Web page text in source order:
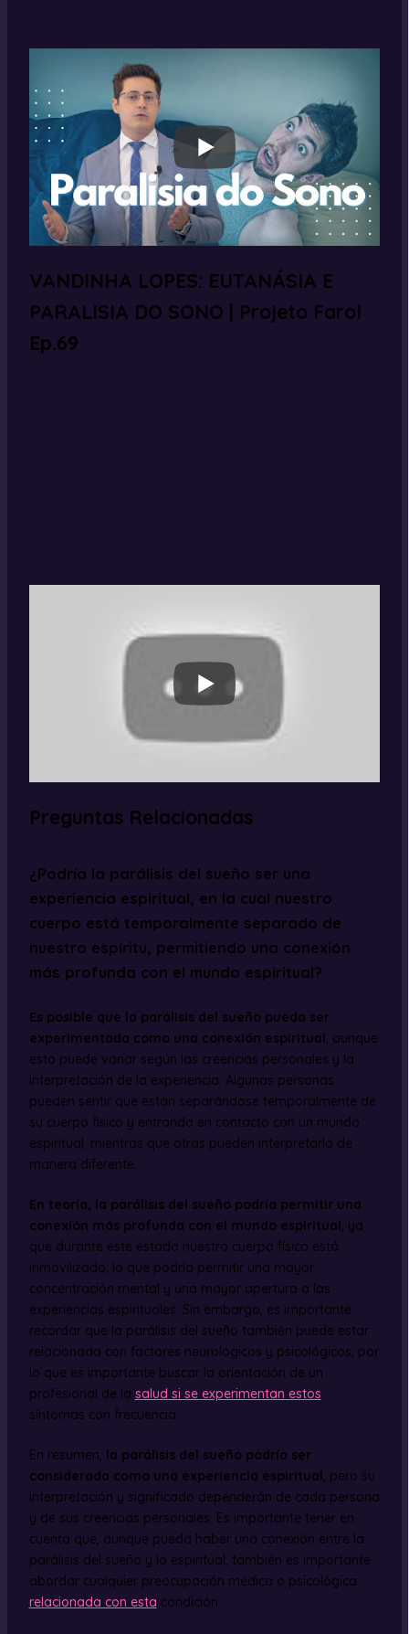
VANDINHA LOPES: EUTANÁSIA E
PARALISIA DO SONO | Projeto Farol
Ep.69
Preguntas Relacionadas
¿Podría la parálisis del sueño ser una
experiencia espiritual, en la cual nuestro
cuerpo está temporalmente separado de
nuestro espíritu, permitiendo una conexión
más profunda con el mundo espiritual?
Es posible que la parálisis del sueño pueda ser
experimentada como una conexión espiritual , aunque
esto puede variar según las creencias personales y la
interpretación de la experiencia. Algunas personas
pueden sentir que están separándose temporalmente de
su cuerpo físico y entrando en contacto con un mundo
espiritual, mientras que otras pueden interpretarlo de
manera diferente.
En teoría, la parálisis del sueño podría permitir una
conexión más profunda con el mundo espiritual , ya
que durante este estado nuestro cuerpo físico está
inmovilizado, lo que podría permitir una mayor
concentración mental y una mayor apertura a las
experiencias espirituales. Sin embargo, es importante
recordar que la parálisis del sueño también puede estar
relacionada con factores neurológicos y psicológicos, por
lo que es importante buscar la orientación de un
profesional de la salud si se experimentan estos
síntomas con frecuencia.
En resumen, la parálisis del sueño podría ser
considerada como una experiencia espiritual , pero su
interpretación y significado dependerán de cada persona
y de sus creencias personales. Es importante tener en
cuenta que, aunque pueda haber una conexión entre la
parálisis del sueño y lo espiritual, también es importante
abordar cualquier preocupación médica o psicológica
relacionada con esta condición.